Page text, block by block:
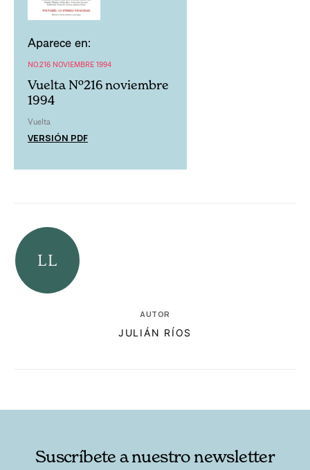
Aparece en:
NO.216 NOVIEMBRE 1994
Vuelta Nº216 noviembre
1994
Vuelta
VERSIÓN PDF
AUTOR
JULIÁN RÍOS
Suscríbete a nuestro newsletter